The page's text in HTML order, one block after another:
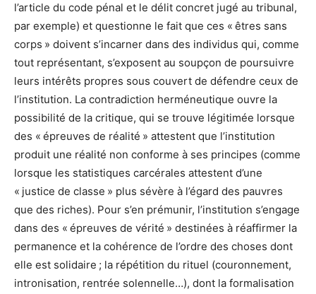
l’article du code pénal et le délit concret jugé au tribunal,
par exemple) et questionne le fait que ces « êtres sans
corps » doivent s’incarner dans des individus qui, comme
tout représentant, s’exposent au soupçon de poursuivre
leurs intérêts propres sous couvert de défendre ceux de
l’institution. La contradiction herméneutique ouvre la
possibilité de la critique, qui se trouve légitimée lorsque
des « épreuves de réalité » attestent que l’institution
produit une réalité non conforme à ses principes (comme
lorsque les statistiques carcérales attestent d’une
« justice de classe » plus sévère à l’égard des pauvres
que des riches). Pour s’en prémunir, l’institution s’engage
dans des « épreuves de vérité » destinées à réaffirmer la
permanence et la cohérence de l’ordre des choses dont
elle est solidaire ; la répétition du rituel (couronnement,
intronisation, rentrée solennelle…), dont la formalisation